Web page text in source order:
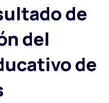
de
del
de